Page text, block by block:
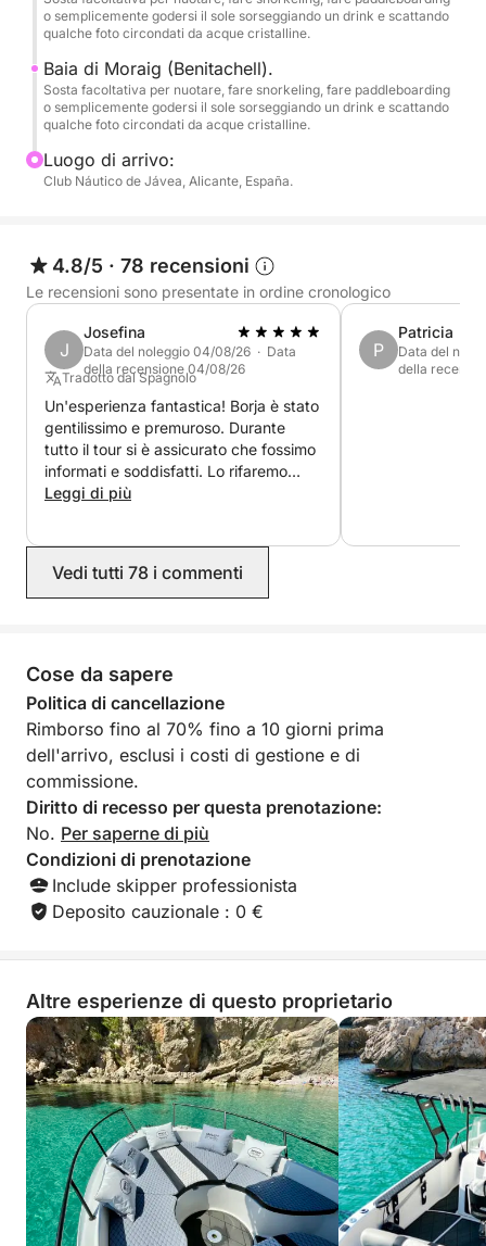
•La Cova Tallada.
•Riserva Naturale di Montgó.
•Spiaggia Arenal.
•Cala Blanca.
•Cala Sardinera.
•Capo San Martín.
•Cala El Portet.
•Isola di Portixol.
•Cala Portixol
•Punta piatta.
•Grotta di Orguens.
• Baia di Ambolo.
•L'Isola dello Scopritore.
•Cova Llop Mari.
•Cala En Caló.
•Cala Granadella.
o semplicemente godersi il sole sorseggiando un drink e scattando
qualche foto circondati da acque cristalline.
Baia di Moraig (Benitachell).
Sosta facoltativa per nuotare, fare snorkeling, fare paddleboarding
o semplicemente godersi il sole sorseggiando un drink e scattando
qualche foto circondati da acque cristalline.
Luogo di arrivo:
Club Náutico de Jávea, Alicante, España.
4.8/5 · 78 recensioni
Le recensioni sono presentate in ordine cronologico
J
Josefina
Data del noleggio 04/08/26 · Data
della recensione 04/08/26
Tradotto dal Spagnolo
Un'esperienza fantastica! Borja è stato
gentilissimo e premuroso. Durante
tutto il tour si è assicurato che fossimo
informati e soddisfatti. Lo rifaremo
sicuramente.
Leggi di più
P
Patricia
Data del
della
Vedi tutti 78 i commenti
Cose da sapere
Politica di cancellazione
Rimborso fino al 70% fino a 10 giorni prima
dell'arrivo, esclusi i costi di gestione e di
commissione.
Diritto di recesso per questa prenotazione:
No. Per saperne di più
Condizioni di prenotazione
Include skipper professionista
Deposito cauzionale : 0 €
Altre esperienze di questo proprietario